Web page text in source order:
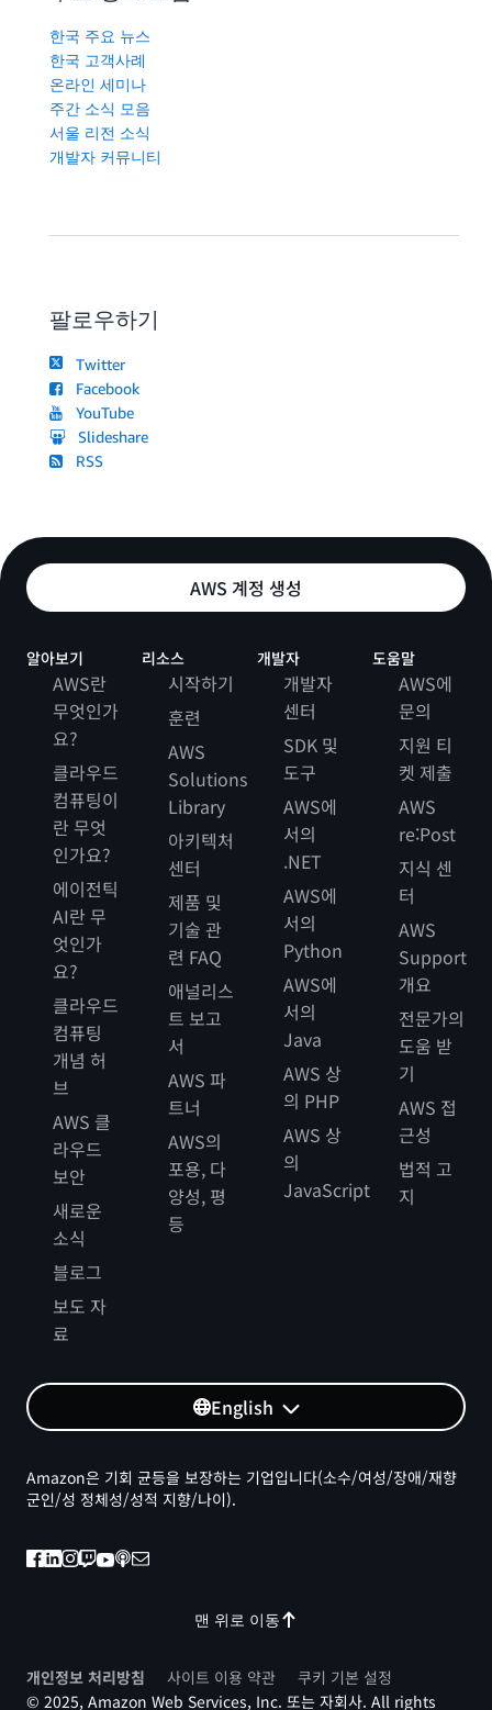
한국 주요 뉴스
한국 고객사례
온라인 세미나
주간 소식 모음
서울 리전 소식
개발자 커뮤니티
팔로우하기
Twitter
Facebook
YouTube
Slideshare
RSS
AWS 계정 생성
알아보기
AWS란
무엇인가
요?
클라우드
컴퓨팅이
란 무엇
인가요?
에이전틱
AI란 무
엇인가
요?
클라우드
컴퓨팅
개념 허
브
AWS 클
라우드
보안
새로운
소식
블로그
보도 자
료
리소스
시작하기
훈련
AWS
Solutions
Library
아키텍처
센터
제품 및
기술 관
련 FAQ
애널리스
트 보고
서
AWS 파
트너
AWS의
포용, 다
양성, 평
등
개발자
개발자
센터
SDK 및
도구
AWS에
서의
.NET
AWS에
서의
Python
AWS에
서의
Java
AWS 상
의 PHP
AWS 상
의
JavaScript
도움말
AWS에
문의
지원 티
켓 제출
AWS
re:Post
지식 센
터
AWS
Support
개요
전문가의
도움 받
기
AWS 접
근성
법적 고
지
English
맨 위로 이동
Amazon은 기회 균등을 보장하는 기업입니다(소수/여성/장애/재향
군인/성 정체성/성적 지향/나이).
개인정보 처리방침 사이트 이용 약관
쿠키 기본 설정
© 2025, Amazon Web Services, Inc. 또는 자회사. All rights